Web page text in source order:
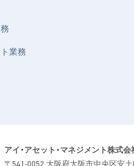
業務
アイ・アセット・マネジメント株式会